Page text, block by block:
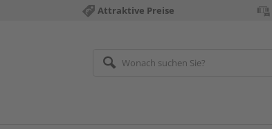
Attraktive Preise